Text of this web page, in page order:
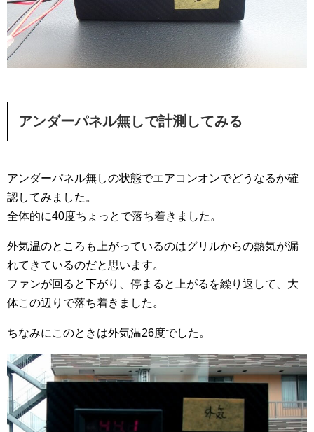
アンダーパネル無しで計測してみる
アンダーパネル無しの状態でエアコンオンでどうなるか確
認してみました。
全体的に40度ちょっとで落ち着きました。
外気温のところも上がっているのはグリルからの熱気が漏
れてきているのだと思います。
ファンが回ると下がり、停まると上がるを繰り返して、大
体この辺りで落ち着きました。
ちなみにこのときは外気温26度でした。